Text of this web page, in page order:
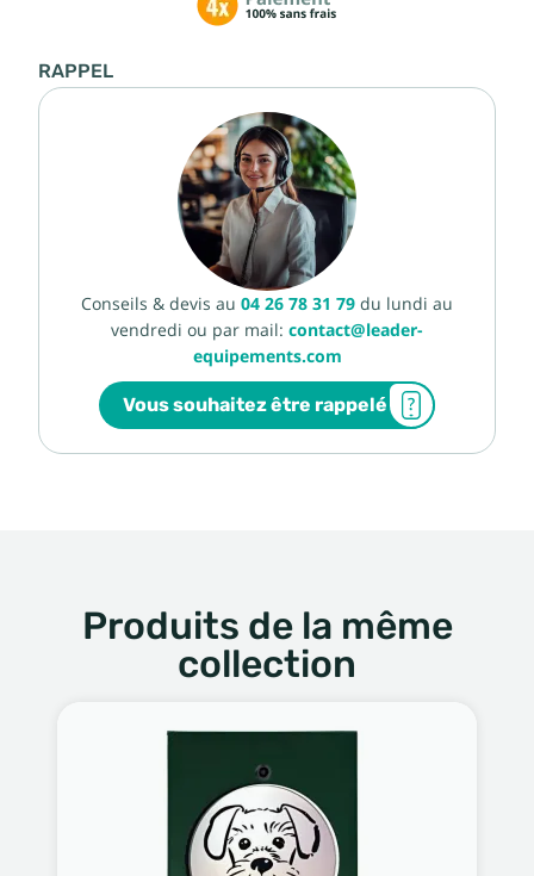
RAPPEL
Conseils & devis au 04 26 78 31 79 du lundi au
vendredi ou par mail: contact@leader-
equipements.com
Vous souhaitez être rappelé
Produits de la même
collection